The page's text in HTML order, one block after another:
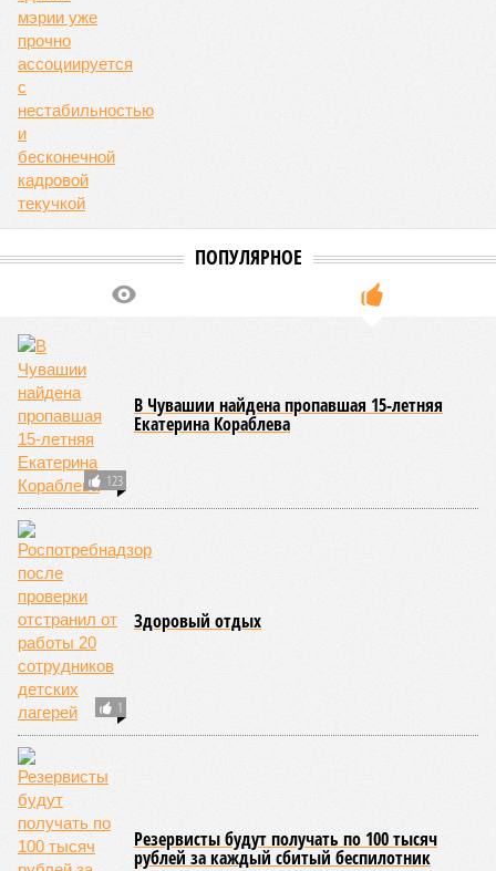
ПОПУЛЯРНОЕ
123
В Чувашии найдена пропавшая 15-летняя
Екатерина Кораблева
1
Здоровый отдых
Резервисты будут получать по 100 тысяч
рублей за каждый сбитый беспилотник